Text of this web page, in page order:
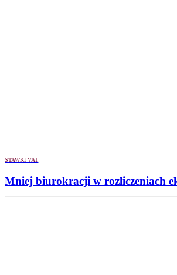
STAWKI VAT
Mniej biurokracji w rozliczeniach